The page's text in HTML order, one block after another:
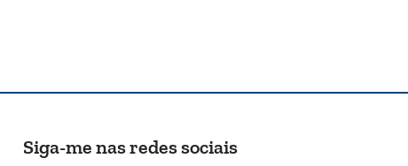
Siga-me nas redes sociais